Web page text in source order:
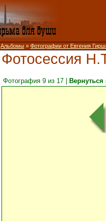
Альбомы » Фотографии от Евгения
Фотосессия
Фотография 9 из 17 |